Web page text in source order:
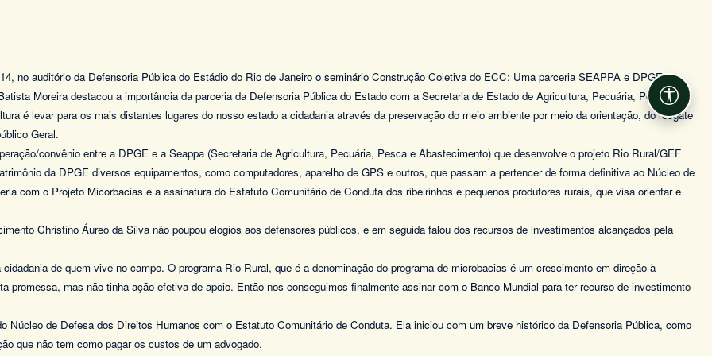
no auditório da Defensoria Pública do Estádio do Rio de Janeiro o seminário Construção Coletiva do ECC: Uma parceria SEAPPA e DPGE.
Moreira destacou a importância da parceria da Defensoria Pública do Estado com a Secretaria de Estado de Agricultura, Pecuária, Pesca e
é levar para os mais distantes lugares do nosso estado a cidadania através da preservação do meio ambiente por meio da orientação, do resgate
Geral.
convênio entre a DPGE e a Seappa (Secretaria de Agricultura, Pecuária, Pesca e Abastecimento) que desenvolve o projeto Rio Rural/GEF
da DPGE diversos equipamentos, como computadores, aparelho de GPS e outros, que passam a pertencer de forma definitiva ao Núcleo de
com o Projeto Micorbacias e a assinatura do Estatuto Comunitário de Conduta dos ribeirinhos e pequenos produtores rurais, que visa orientar e
Christino Áureo da Silva não poupou elogios aos defensores públicos, e em seguida falou dos recursos de investimentos alcançados pela
de quem vive no campo. O programa Rio Rural, que é a denominação do programa de microbacias é um crescimento em direção à
promessa, mas não tinha ação efetiva de apoio. Então nos conseguimos finalmente assinar com o Banco Mundial para ter recurso de investimento
Núcleo de Defesa dos Direitos Humanos com o Estatuto Comunitário de Conduta. Ela iniciou com um breve histórico da Defensoria Pública, como
que não tem como pagar os custos de um advogado.